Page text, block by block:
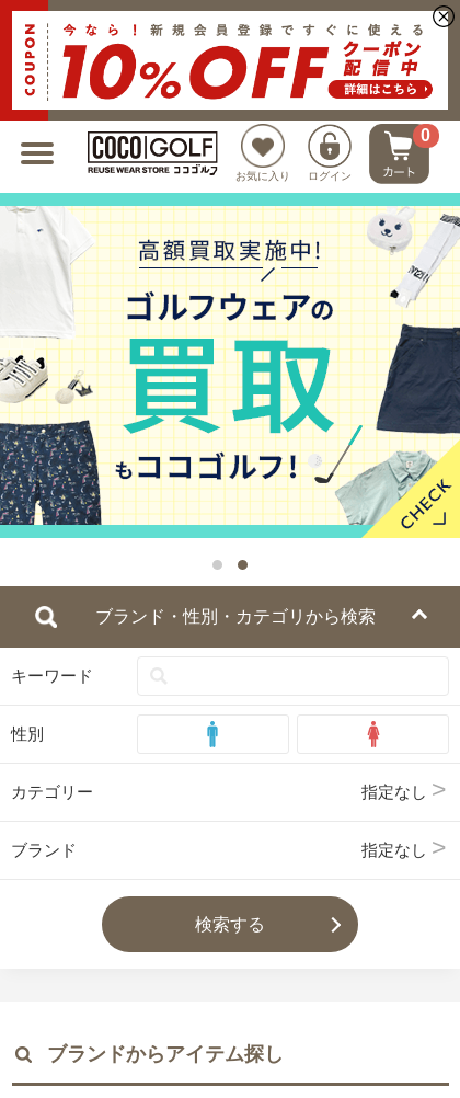
お気に入り ログイン
0
新規会員登録でクーポンプレゼント
ブランド・性別・カテゴリから検索
キーワード
性別
カテゴリー 指定なし
ブランド 指定なし
検索する
ブランドからアイテム探し